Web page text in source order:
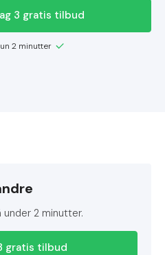
3 gratis tilbud
2 minutter
2 minutter.
gratis tilbud